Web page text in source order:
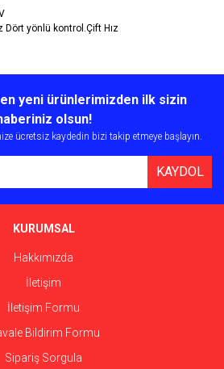
yönlü kontrol.Çift Hız
ilk yorumu siz yapın!
Yorum Yaz
teşekkür ederiz.
veya görüntülenemiyor.
bilgiler bulunuyor.
daha pahalı.
Gönder
yeni ürünlerimizden ilk sizin
olsun!
ücretsiz kaydedin bizi takip etmeye başlayın.
KAYDOL
KURUMSAL
Hakkımızda
İletişim
İletişim Formu
Bildirim Formu
Sipariş Sorgula